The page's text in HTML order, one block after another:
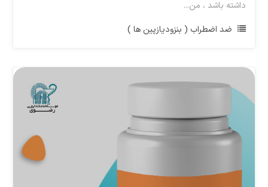
داشته باشد ، من...
ضد اضطراب ( بنزودیازپین ها )